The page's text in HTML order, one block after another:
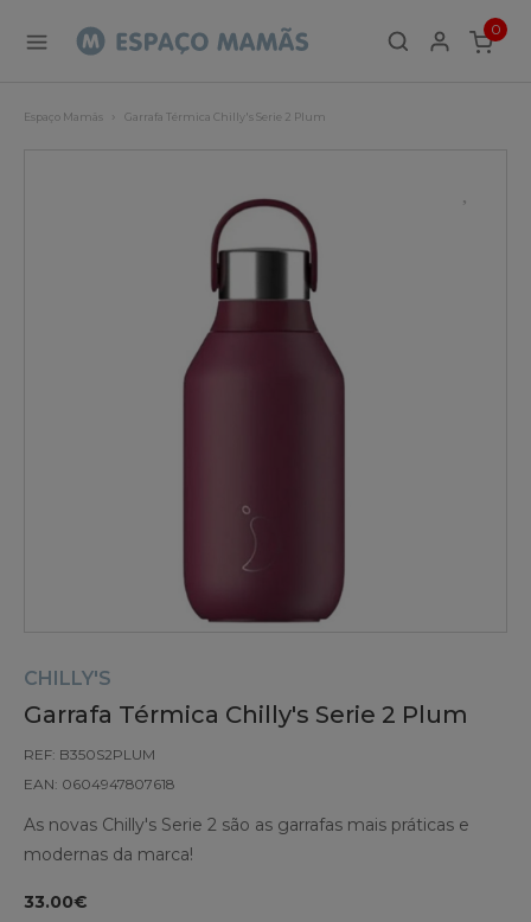
0
ITEMS
Espaço Mamãs Garrafa Térmica Chilly's Serie 2 Plum
CHILLY'S
Garrafa Térmica Chilly's Serie 2 Plum
REF: B350S2PLUM
EAN: 0604947807618
As novas Chilly's Serie 2 são as garrafas mais práticas e
modernas da marca!
33.00€